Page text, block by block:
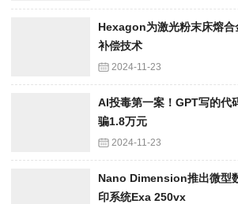
Hexagon为激光粉末床熔合
补偿技术
2024-11-23
AI投毒第一案！GPT写的代
骗1.8万元
2024-11-23
Nano Dimension推出微型
印系统Exa 250vx